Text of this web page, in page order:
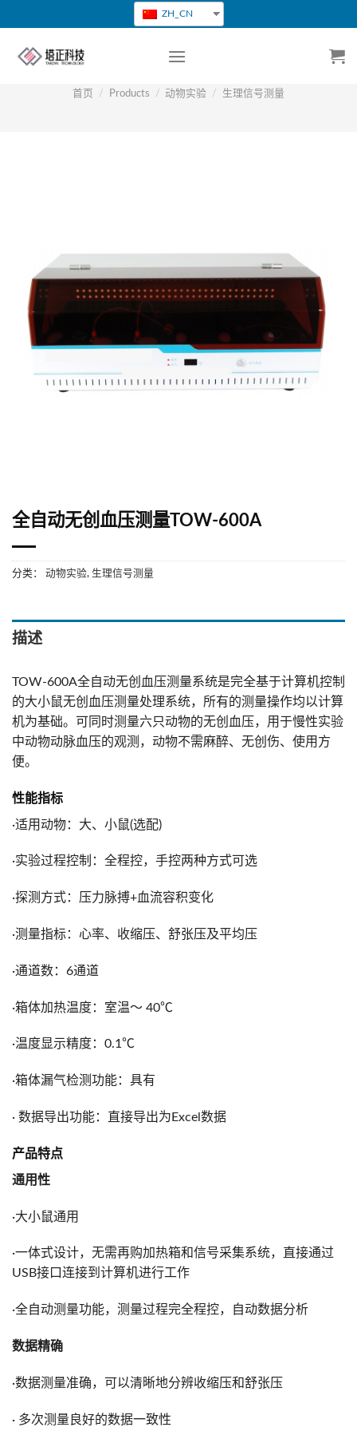
转
ZH_CN
首页 / Products / 动物实验 / 生理信号测量
全⾃动⽆创⾎压测量TOW-600A
分类： 动物实验, 生理信号测量
描述
TOW-600A全自动无创血压测量系统是完全基于计算机控制
的大小鼠无创血压测量处理系统，所有的测量操作均以计算
机为基础。可同时测量六只动物的无创血压，用于慢性实验
中动物动脉血压的观测，动物不需麻醉、无创伤、使用方
便。
性能指标
·适用动物：大、小鼠(选配)
·实验过程控制：全程控，手控两种方式可选
·探测方式：压力脉搏+血流容积变化
·测量指标：心率、收缩压、舒张压及平均压
·通道数：6通道
·箱体加热温度：室温～ 40℃
·温度显示精度：0.1℃
·箱体漏气检测功能：具有
· 数据导出功能：直接导出为Excel数据
产品特点
通用性
·大小鼠通用
·一体式设计，无需再购加热箱和信号采集系统，直接通过
USB接口连接到计算机进行工作
·全自动测量功能，测量过程完全程控，自动数据分析
数据精确
·数据测量准确，可以清晰地分辨收缩压和舒张压
· 多次测量良好的数据一致性